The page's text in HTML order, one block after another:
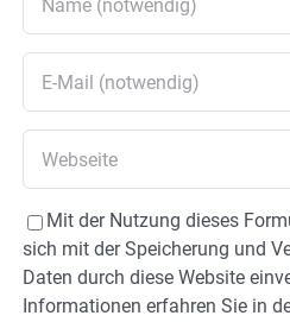
Mit der Nutzung dieses
sich mit der Speicherung und
Daten durch diese Website
Informationen erfahren Sie in